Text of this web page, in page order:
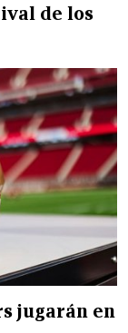
de los
jugarán en